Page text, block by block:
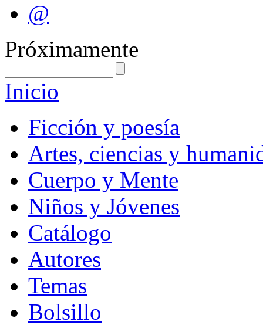
@
Próximamente
Inicio
Ficción y poesía
Artes, ciencias y
Cuerpo y Mente
Niños y Jóvenes
Catálogo
Autores
Temas
Bolsillo